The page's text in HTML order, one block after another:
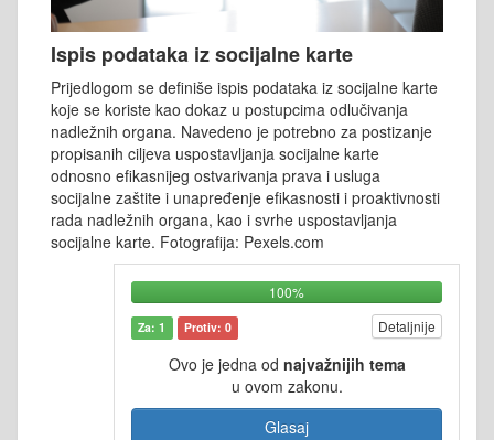
Ispis podataka iz socijalne karte
Prijedlogom se definiše ispis podataka iz socijalne karte
koje se koriste kao dokaz u postupcima odlučivanja
nadležnih organa. Navedeno je potrebno za postizanje
propisanih ciljeva uspostavljanja socijalne karte
odnosno efikasnijeg ostvarivanja prava i usluga
socijalne zaštite i unapređenje efikasnosti i proaktivnosti
rada nadležnih organa, kao i svrhe uspostavljanja
socijalne karte. Fotografija: Pexels.com
100%
Za: 1 Protiv: 0 Detaljnije
Ovo je jedna od najvažnijih tema
u ovom zakonu.
Glasaj